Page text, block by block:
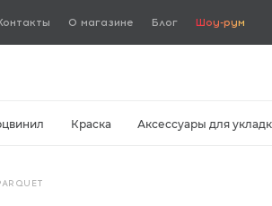
О магазине Блог Шоу-рум
Краска Аксессуары для